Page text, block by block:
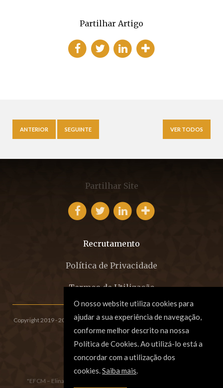
Partilhar Artigo
ANTERIOR SEGUINTE VER TODOS
Partilhar Site
Recrutamento
Política de Privacidade
Termos de Utilização
Copyright 2019 - 2026 © EFCM - Sociedade de Advogados, SP, RL.All rights
reserved. Created bySOFTWAY.
"EFCM – Elina Fraga, Carla Morgado e Associados, Sociedade de
O nosso website utiliza cookies para
ajudar a sua experiência de navegação,
conforme melhor descrito na nossa
Política de Cookies. Ao utilizá-lo está a
concordar com a utilização dos
cookies.Saiba mais.